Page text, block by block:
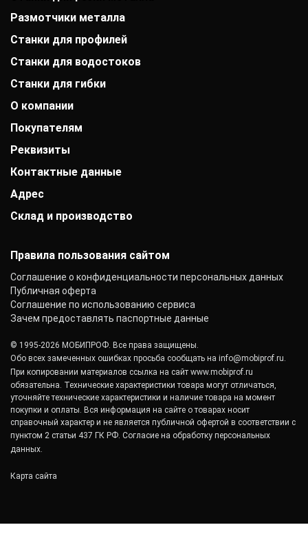
Размотчики металла
Станки для профилей
Станки для водостоков
Станки для гибки
О компании
История компании
Выставки
Заказчики
Вакансии
Контакты
Покупателям
Оплата
Гарантии
Акции
Статьи
Реквизиты
АО «Райффайзенбанк»
Р/с: 40702810000000001118
К/с: 30101810200000000700
ОКПО: 40276717
Контактные данные
+7 (800) 333-41-10
График работы:
Адрес
Барнаул, улица Матросова, 9Б/3
Склад и производство
Правила пользования сайтом
Соглашение о конфиденциальности персональных данных
Публичная оферта
Соглашение по использованию сервиса
Зачем предоставлять паспортные данные
© 1995-2026 МОБИПРОФ. Все права защищены.
Обо всех замеченных ошибках просьба сообщать на info@mobiprof.ru.
При копировании материалов ссылка на сайт www.mobiprof.ru
обязательна. Технические характеристики товара могут отличаться,
уточняйте технические характеристики и наличие товара на момент
покупки и оплаты. Вся информация на сайте о товарах носит
справочный характер и не является публичной офертой в соответствии с
пунктом 2 статьи 437 ГК РФ. Согласие на обработку персональных
данных.
Карта сайта